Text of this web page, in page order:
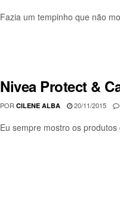
Fazia um tempinho que não
Nivea Protect &
POR CILENE ALBA 20/11/2015
Eu sempre mostro os